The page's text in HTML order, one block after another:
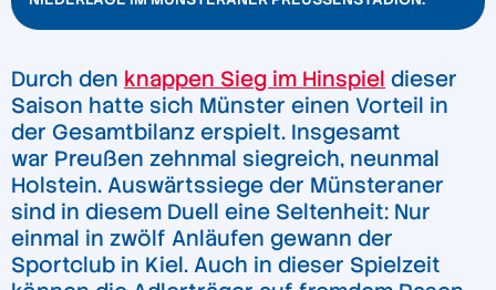
Durch den knappen Sieg im Hinspiel dieser
Saison hatte sich Münster einen Vorteil in
der Gesamtbilanz erspielt. Insgesamt
war Preußen zehnmal siegreich, neunmal
Holstein. Auswärtssiege der Münsteraner
sind in diesem Duell eine Seltenheit: Nur
einmal in zwölf Anläufen gewann der
Sportclub in Kiel. Auch in dieser Spielzeit